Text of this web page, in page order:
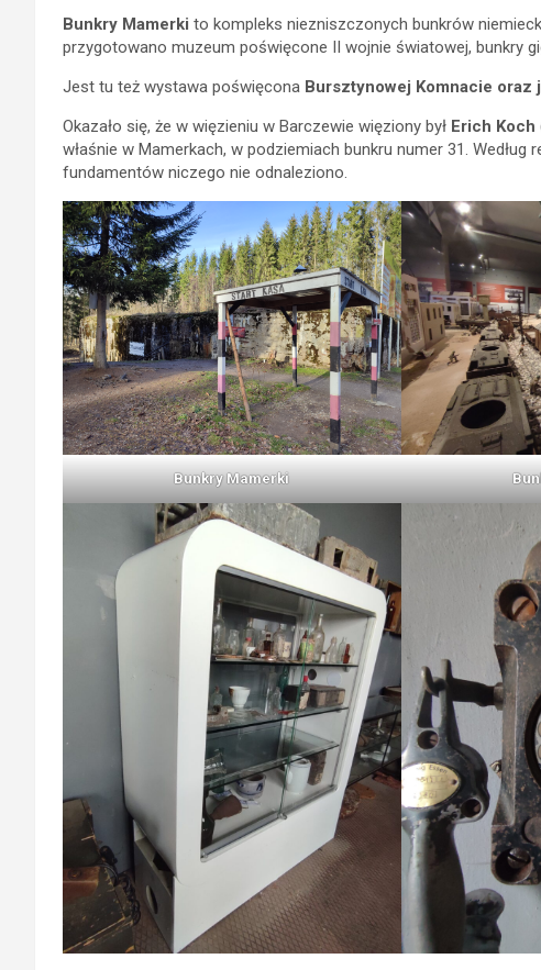
Bunkry Mamerki to kompleks niezniszczonych bunkrów
przygotowano muzeum poświęcone II wojnie światowej, bunkry
Jest tu też wystawa poświęcona Bursztynowej Komnacie oraz
Okazało się, że w więzieniu w Barczewie więziony był Erich Koch
właśnie w Mamerkach, w podziemiach bunkru numer 31.
fundamentów niczego nie odnaleziono.
Bunkry Mamerki